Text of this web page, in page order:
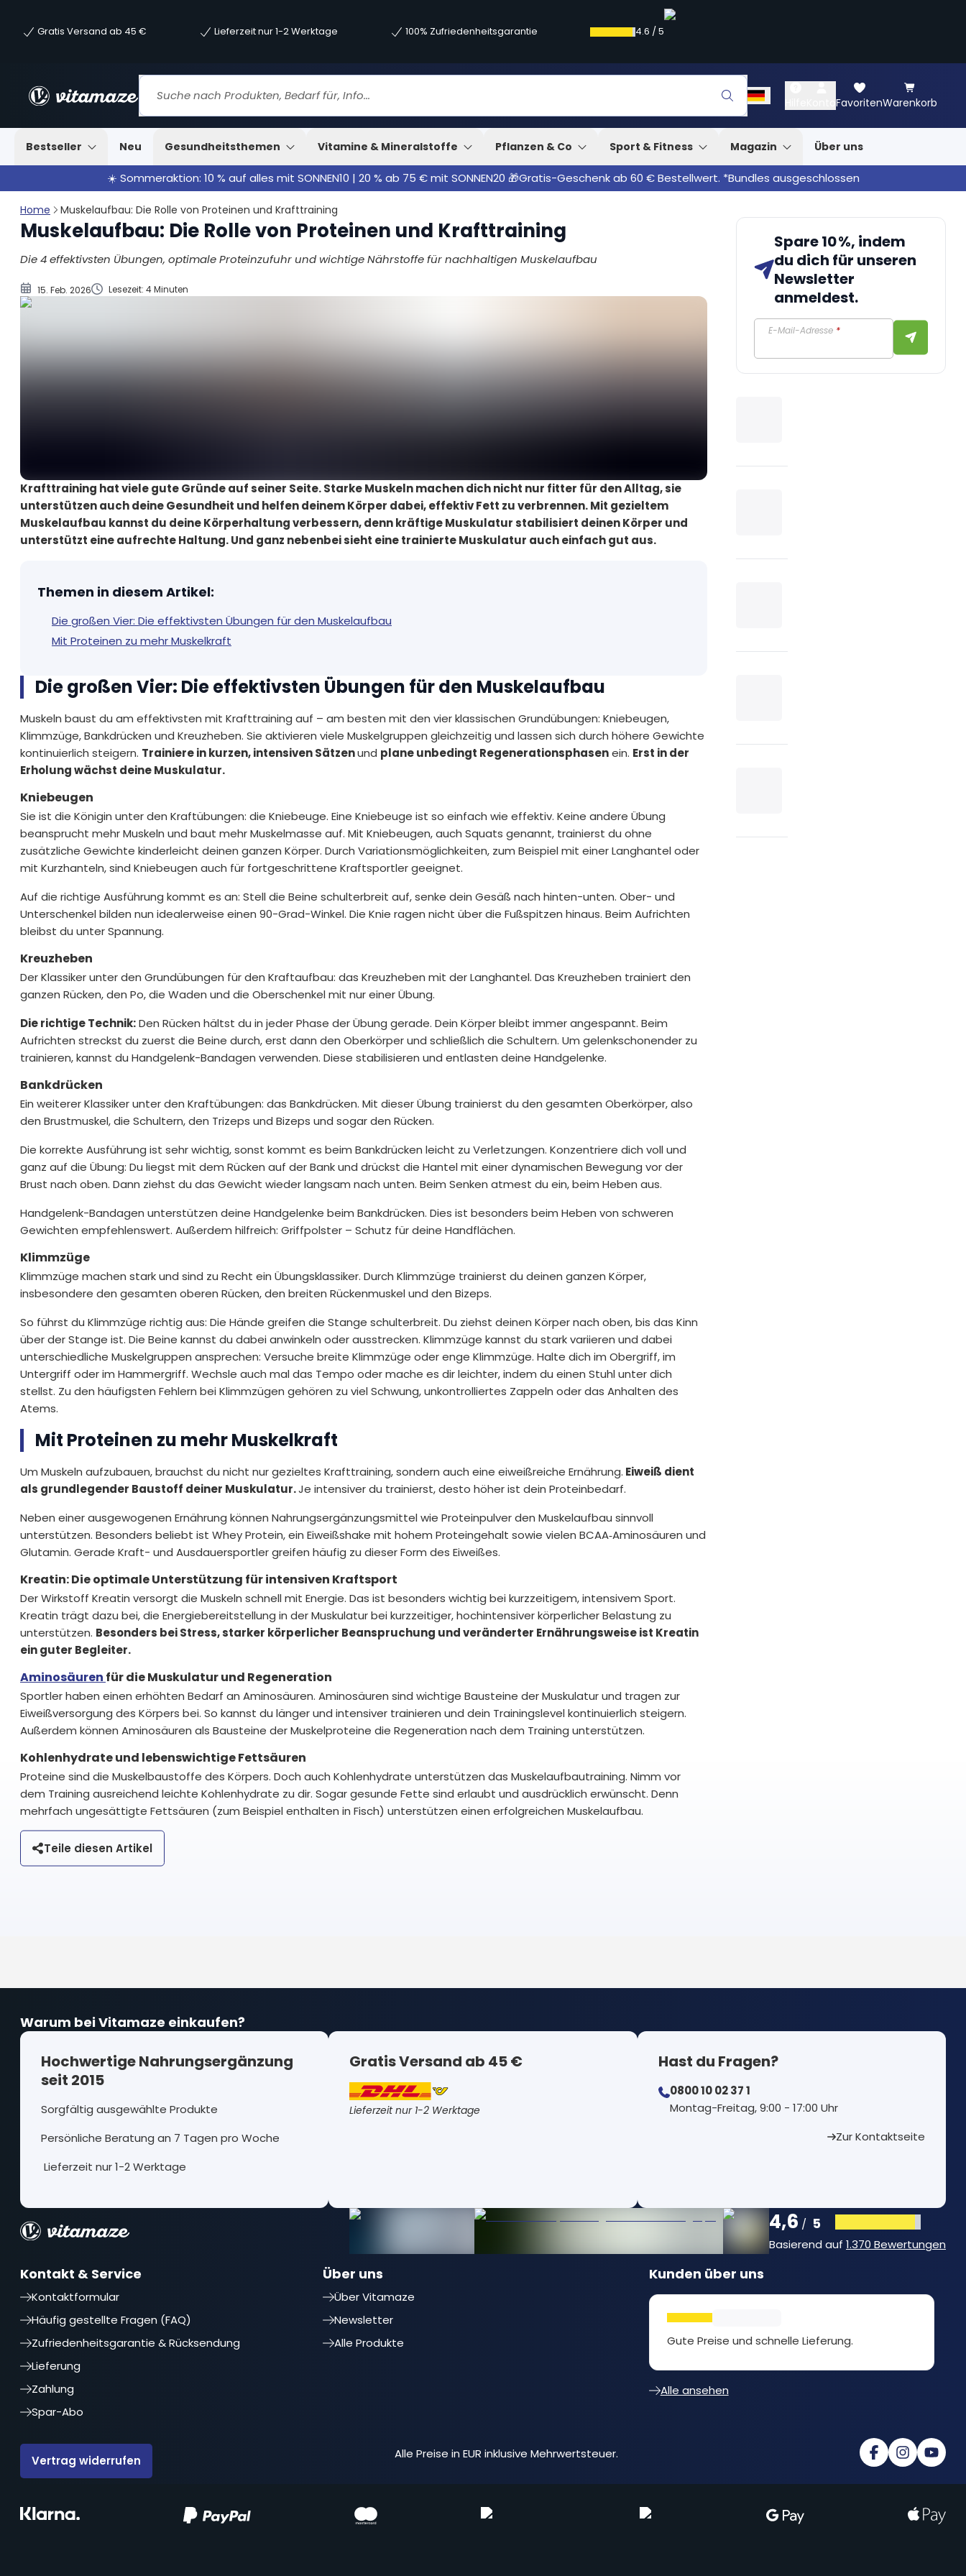
Gratis Versand ab 45 € Lieferzeit nur 1-2 Werktage 100% Zufriedenheitsgarantie 4.6 /5
FavoritenWarenkorb
Bestseller Neu Gesundheitsthemen Vitamine & Mineralstoffe Pflanzen & Co Sport & Fitness Magazin Über uns
☀️ Sommeraktion: 10 % auf alles mit SONNEN10 | 20 % ab 75 € mit SONNEN20 🎁Gratis-Geschenk ab 60 € Bestellwert. *Bundles ausgeschlossen
Home Muskelaufbau: Die Rolle von Proteinen und Krafttraining
Muskelaufbau: Die Rolle von Proteinen und Krafttraining
Die 4 effektivsten Übungen, optimale Proteinzufuhr und wichtige Nährstoffe für nachhaltigen Muskelaufbau
15. Feb. 2026 Lesezeit: 4 Minuten
Krafttraining hat viele gute Gründe auf seiner Seite. Starke Muskeln machen dich nicht nur fitter für den Alltag, sie
unterstützen auch deine Gesundheit und helfen deinem Körper dabei, effektiv Fett zu verbrennen. Mit gezieltem
Muskelaufbau kannst du deine Körperhaltung verbessern, denn kräftige Muskulatur stabilisiert deinen Körper und
unterstützt eine aufrechte Haltung. Und ganz nebenbei sieht eine trainierte Muskulatur auch einfach gut aus.
Themen in diesem Artikel:
Die großen Vier: Die effektivsten Übungen für den Muskelaufbau
Mit Proteinen zu mehr Muskelkraft
Die großen Vier: Die effektivsten Übungen für den Muskelaufbau
Die großen Vier: Die effektivsten Übungen für den Muskelaufbau
Muskeln baust du am effektivsten mit Krafttraining auf – am besten mit den vier klassischen Grundübungen: Kniebeugen,
Klimmzüge, Bankdrücken und Kreuzheben. Sie aktivieren viele Muskelgruppen gleichzeitig und lassen sich durch höhere Gewichte
kontinuierlich steigern. Trainiere in kurzen, intensiven Sätzenund plane unbedingt Regenerationsphasenein. Erst in der
Erholung wächst deine Muskulatur.
Kniebeugen
Sie ist die Königin unter den Kraftübungen: die Kniebeuge. Eine Kniebeuge ist so einfach wie effektiv. Keine andere Übung
beansprucht mehr Muskeln und baut mehr Muskelmasse auf. Mit Kniebeugen, auch Squats genannt, trainierst du ohne
zusätzliche Gewichte kinderleicht deinen ganzen Körper. Durch Variationsmöglichkeiten, zum Beispiel mit einer Langhantel oder
mit Kurzhanteln, sind Kniebeugen auch für fortgeschrittene Kraftsportler geeignet.
Auf die richtige Ausführung kommt es an: Stell die Beine schulterbreit auf, senke dein Gesäß nach hinten-unten. Ober- und
Unterschenkel bilden nun idealerweise einen 90-Grad-Winkel. Die Knie ragen nicht über die Fußspitzen hinaus. Beim Aufrichten
bleibst du unter Spannung.
Kreuzheben
Der Klassiker unter den Grundübungen für den Kraftaufbau: das Kreuzheben mit der Langhantel. Das Kreuzheben trainiert den
ganzen Rücken, den Po, die Waden und die Oberschenkel mit nur einer Übung.
Die richtige Technik:Den Rücken hältst du in jeder Phase der Übung gerade. Dein Körper bleibt immer angespannt. Beim
Aufrichten streckst du zuerst die Beine durch, erst dann den Oberkörper und schließlich die Schultern. Um gelenkschonender zu
trainieren, kannst du Handgelenk-Bandagen verwenden. Diese stabilisieren und entlasten deine Handgelenke.
Bankdrücken
Ein weiterer Klassiker unter den Kraftübungen: das Bankdrücken. Mit dieser Übung trainierst du den gesamten Oberkörper, also
den Brustmuskel, die Schultern, den Trizeps und Bizeps und sogar den Rücken.
Die korrekte Ausführung ist sehr wichtig, sonst kommt es beim Bankdrücken leicht zu Verletzungen. Konzentriere dich voll und
ganz auf die Übung: Du liegst mit dem Rücken auf der Bank und drückst die Hantel mit einer dynamischen Bewegung vor der
Brust nach oben. Dann ziehst du das Gewicht wieder langsam nach unten. Beim Senken atmest du ein, beim Heben aus.
Handgelenk-Bandagen unterstützen deine Handgelenke beim Bankdrücken. Dies ist besonders beim Heben von schweren
Gewichten empfehlenswert. Außerdem hilfreich: Griffpolster – Schutz für deine Handflächen.
Klimmzüge
Klimmzüge machen stark und sind zu Recht ein Übungsklassiker. Durch Klimmzüge trainierst du deinen ganzen Körper,
insbesondere den gesamten oberen Rücken, den breiten Rückenmuskel und den Bizeps.
So führst du Klimmzüge richtig aus: Die Hände greifen die Stange schulterbreit. Du ziehst deinen Körper nach oben, bis das Kinn
über der Stange ist. Die Beine kannst du dabei anwinkeln oder ausstrecken. Klimmzüge kannst du stark variieren und dabei
unterschiedliche Muskelgruppen ansprechen: Versuche breite Klimmzüge oder enge Klimmzüge. Halte dich im Obergriff, im
Untergriff oder im Hammergriff. Wechsle auch mal das Tempo oder mache es dir leichter, indem du einen Stuhl unter dich
stellst. Zu den häufigsten Fehlern bei Klimmzügen gehören zu viel Schwung, unkontrolliertes Zappeln oder das Anhalten des
Atems.
Mit Proteinen zu mehr Muskelkraft
Um Muskeln aufzubauen, brauchst du nicht nur gezieltes Krafttraining, sondern auch eine eiweißreiche Ernährung. Eiweiß dient
als grundlegender Baustoff deiner Muskulatur.Je intensiver du trainierst, desto höher ist dein Proteinbedarf.
Neben einer ausgewogenen Ernährung können Nahrungsergänzungsmittel wie Proteinpulver den Muskelaufbau sinnvoll
unterstützen. Besonders beliebt ist Whey Protein, ein Eiweißshake mit hohem Proteingehalt sowie vielen BCAA‑Aminosäuren und
Glutamin. Gerade Kraft- und Ausdauersportler greifen häufig zu dieser Form des Eiweißes.
Kreatin: Die optimale Unterstützung für intensiven Kraftsport
Der Wirkstoff Kreatin versorgt die Muskeln schnell mit Energie. Das ist besonders wichtig bei kurzzeitigem, intensivem Sport.
Kreatin trägt dazu bei, die Energiebereitstellung in der Muskulatur bei kurzzeitiger, hochintensiver körperlicher Belastung zu
unterstützen. Besonders bei Stress, starker körperlicher Beanspruchung und veränderter Ernährungsweise ist Kreatin
ein guter Begleiter.
Aminosäuren für die Muskulatur und Regeneration
Sportler haben einen erhöhten Bedarf an Aminosäuren. Aminosäuren sind wichtige Bausteine der Muskulatur und tragen zur
Eiweißversorgung des Körpers bei. So kannst du länger und intensiver trainieren und dein Trainingslevel kontinuierlich steigern.
Außerdem können Aminosäuren als Bausteine der Muskelproteine die Regeneration nach dem Training unterstützen.
Kohlenhydrate und lebenswichtige Fettsäuren
Proteine sind die Muskelbaustoffe des Körpers. Doch auch Kohlenhydrate unterstützen das Muskelaufbautraining. Nimm vor
dem Training ausreichend leichte Kohlenhydrate zu dir. Sogar gesunde Fette sind erlaubt und ausdrücklich erwünscht. Denn
mehrfach ungesättigte Fettsäuren (zum Beispiel enthalten in Fisch) unterstützen einen erfolgreichen Muskelaufbau.
Teile diesen Artikel
Spare 10 %, indem
du dich für unseren
Newsletter
anmeldest.
E-Mail-Adresse*
Warum bei Vitamaze einkaufen?
Hochwertige Nahrungsergänzung
seit 2015
Sorgfältig ausgewählte Produkte
Persönliche Beratung an 7 Tagen pro Woche
Lieferzeit nur 1-2 Werktage
Gratis Versand ab 45 €
Lieferzeit nur 1-2 Werktage
Hast du Fragen?
0800 10 02 37 1
⁠Montag-Freitag, 9:00 - 17:00 Uhr
Zur Kontaktseite
4,6 / 5
Basierend auf 1.370 Bewertungen
Kontakt & Service
Kontaktformular
Häufig gestellte Fragen (FAQ)
Zufriedenheitsgarantie & Rücksendung
Lieferung
Zahlung
Spar-Abo
Über uns
Über Vitamaze
Newsletter
Alle Produkte
Kunden über uns
Gute Preise und schnelle Lieferung.
Alle ansehen
Vertrag widerrufen Alle Preise in EUR inklusive Mehrwertsteuer.